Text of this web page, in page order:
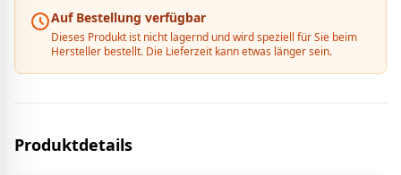
Auf Bestellung verfügbar
Dieses Produkt ist nicht lagernd und wird speziell für Sie beim
Hersteller bestellt. Die Lieferzeit kann etwas länger sein.
Produktdetails